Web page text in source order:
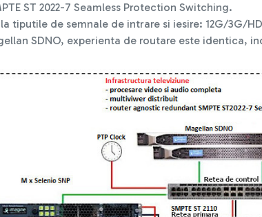
ST 2022-7 Seamless Protection Switching.
de semnale de intrare si iesire: 12G/3G/
SDNO, experienta de routare este identica,